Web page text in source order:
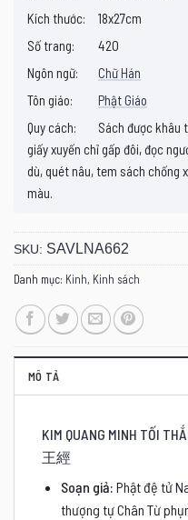
Kích thước:
18x27cm
Số trang:
420
Ngôn ngữ:
Chữ Hán
Tôn giáo:
Phật Giáo
Quy cách:
Sách được khâu
giấy xuyến chỉ gấp đôi, đọc
dù, quét nâu, tem sách chống
màu.
SKU: SAVLNA662
Danh mục: Kinh, Kinh sách
MÔ TẢ
KIM QUANG MINH TỐI
王經
Soạn giả: Phật đệ tử
thượng tự Chân Từ